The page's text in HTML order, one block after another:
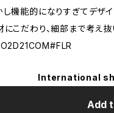
し機能的になりすぎてデザ
にこだわり、細部まで考え抜
International
Add